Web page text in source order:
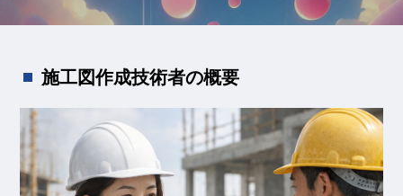
施工図作成技術者の概要